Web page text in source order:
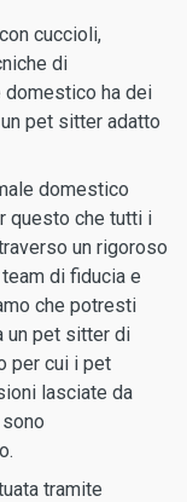
cuccioli,
di
domestico ha dei
pet sitter adatto
domestico
questo che tutti i
un rigoroso
di fiducia e
che potresti
un pet sitter di
per cui i pet
lasciate da
tramite